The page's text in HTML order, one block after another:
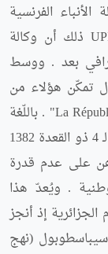
الفرنسية
(AFP) ووكالة UPI (United Press International) ذلك أن وكالة
بعد . ووسط
تمكّن هؤلاء من
إصدار أول عدد لجريدة " La République-El Djamhouria" . باللّغة
الفرنسية يوم الجمعة 29 مارس 1963 الموافق لـ 4 ذو القعدة 1382
على عدم قدرة
. ويُعدّ هذا
إذ أنجز
سواعد محلية بـ 20 نهج سيباسطوبول (نهج